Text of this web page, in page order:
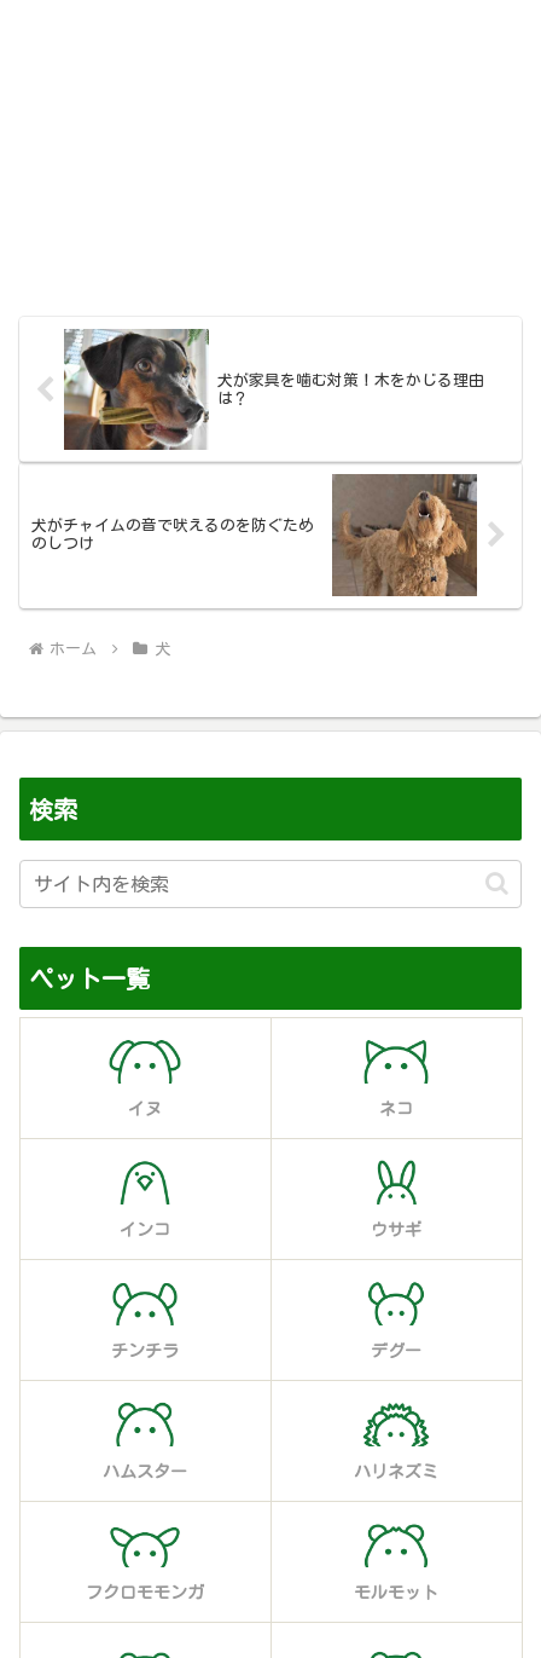
犬が家具を噛む対策！木をかじる理由
は？
犬がチャイムの音で吠えるのを防ぐため
のしつけ
ホーム 犬
検索
ペット一覧
イヌ ネコ
インコ ウサギ
チンチラ デグー
ハムスター ハリネズミ
フクロモモンガ モルモット